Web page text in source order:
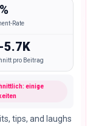
Rate
5.7K
pro Beitrag
einige
tips, and laughs